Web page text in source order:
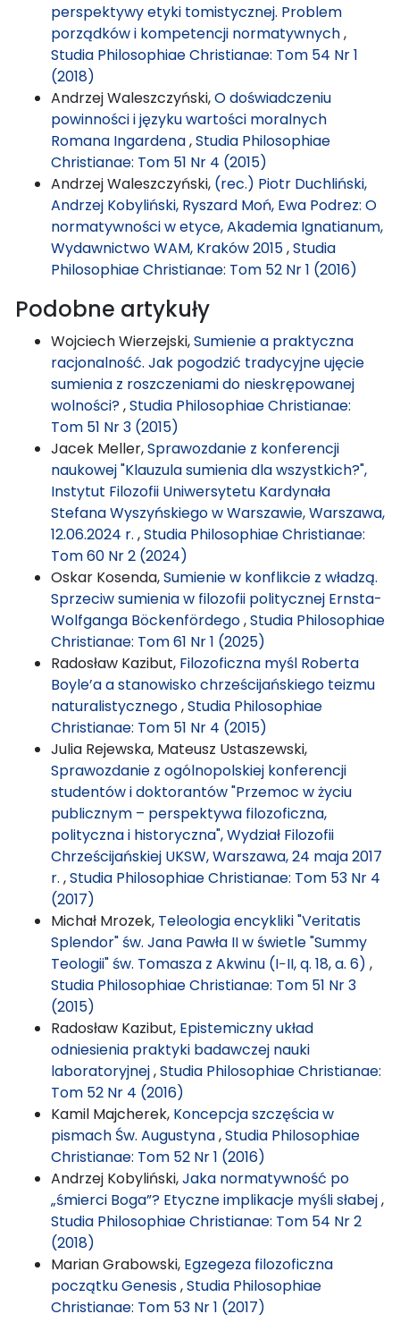
perspektywy etyki tomistycznej. Problem
porządków i kompetencji normatywnych,
Studia Philosophiae Christianae: Tom 54 Nr 1
(2018)
Andrzej Waleszczyński,O doświadczeniu
powinności i języku wartości moralnych
Romana Ingardena,Studia Philosophiae
Christianae: Tom 51 Nr 4 (2015)
Andrzej Waleszczyński, (rec.) Piotr Duchliński,
Andrzej Kobyliński, Ryszard Moń, Ewa Podrez: O
normatywności w etyce, Akademia Ignatianum,
Wydawnictwo WAM, Kraków 2015,Studia
Philosophiae Christianae: Tom 52 Nr 1 (2016)
Podobne artykuły
Wojciech Wierzejski,Sumienie a praktyczna
racjonalność. Jak pogodzić tradycyjne ujęcie
sumienia z roszczeniami do nieskrępowanej
wolności?,Studia Philosophiae Christianae:
Tom 51 Nr 3 (2015)
Jacek Meller,Sprawozdanie z konferencji
naukowej "Klauzula sumienia dla wszystkich?",
Instytut Filozofii Uniwersytetu Kardynała
Stefana Wyszyńskiego w Warszawie, Warszawa,
12.06.2024 r. ,Studia Philosophiae Christianae:
Tom 60 Nr 2 (2024)
Oskar Kosenda,Sumienie w konflikcie z władzą.
Sprzeciw sumienia w filozofii politycznej Ernsta-
Wolfganga Böckenfördego,Studia Philosophiae
Christianae: Tom 61 Nr 1 (2025)
Radosław Kazibut, Filozoficzna myśl Roberta
Boyle’a a stanowisko chrześcijańskiego teizmu
naturalistycznego,Studia Philosophiae
Christianae: Tom 51 Nr 4 (2015)
Julia Rejewska, Mateusz Ustaszewski,
Sprawozdanie z ogólnopolskiej konferencji
studentów i doktorantów "Przemoc w życiu
publicznym – perspektywa filozoficzna,
polityczna i historyczna", Wydział Filozofii
Chrześcijańskiej UKSW, Warszawa, 24 maja 2017
r. ,Studia Philosophiae Christianae: Tom 53 Nr 4
(2017)
Michał Mrozek, Teleologia encykliki "Veritatis
Splendor" św. Jana Pawła II w świetle "Summy
Teologii" św. Tomasza z Akwinu (I−II, q. 18, a. 6) ,
Studia Philosophiae Christianae: Tom 51 Nr 3
(2015)
Radosław Kazibut, Epistemiczny układ
odniesienia praktyki badawczej nauki
laboratoryjnej,Studia Philosophiae Christianae:
Tom 52 Nr 4 (2016)
Kamil Majcherek, Koncepcja szczęścia w
pismach Św. Augustyna,Studia Philosophiae
Christianae: Tom 52 Nr 1 (2016)
Andrzej Kobyliński,Jaka normatywność po
„śmierci Boga”? Etyczne implikacje myśli słabej,
Studia Philosophiae Christianae: Tom 54 Nr 2
(2018)
Marian Grabowski, Egzegeza filozoficzna
początku Genesis,Studia Philosophiae
Christianae: Tom 53 Nr 1 (2017)